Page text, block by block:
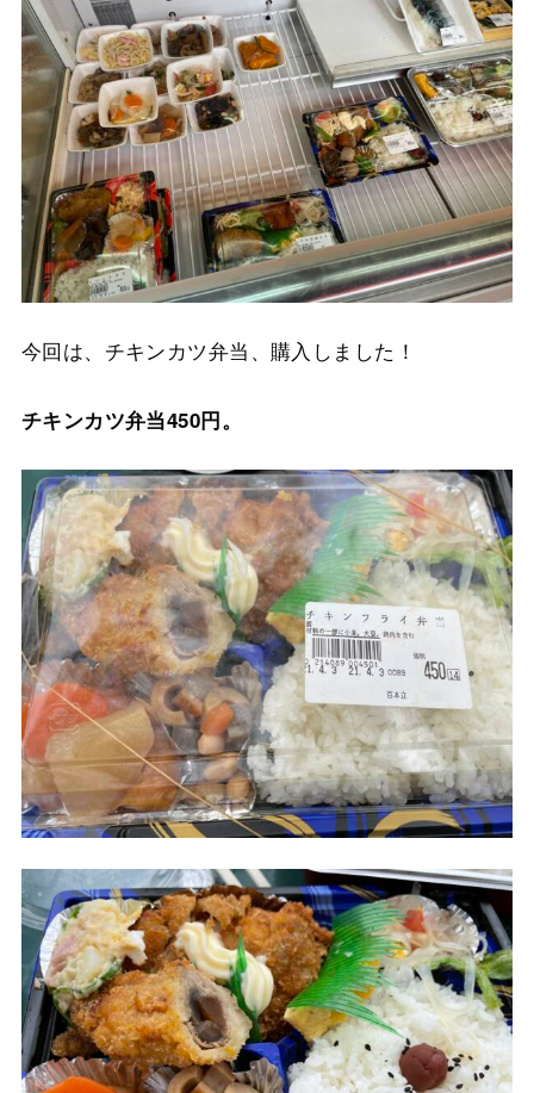
今回は、チキンカツ弁当、購入しました！
チキンカツ弁当450円。